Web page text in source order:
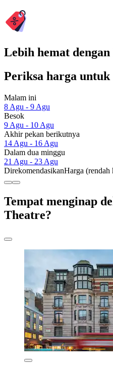
Lebih hemat
Periksa harga
Malam ini
8 Agu - 9 Agu
Besok
9 Agu - 10 Agu
Akhir pekan berikutnya
14 Agu - 16 Agu
Dalam dua minggu
21 Agu - 23 Agu
DirekomendasikanHarga (rendah
Tempat menginap
Theatre?